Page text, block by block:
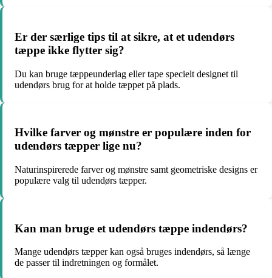
Er der særlige tips til at sikre, at et udendørs
tæppe ikke flytter sig?
Du kan bruge tæppeunderlag eller tape specielt designet til
udendørs brug for at holde tæppet på plads.
Hvilke farver og mønstre er populære inden for
udendørs tæpper lige nu?
Naturinspirerede farver og mønstre samt geometriske designs er
populære valg til udendørs tæpper.
Kan man bruge et udendørs tæppe indendørs?
Mange udendørs tæpper kan også bruges indendørs, så længe
de passer til indretningen og formålet.